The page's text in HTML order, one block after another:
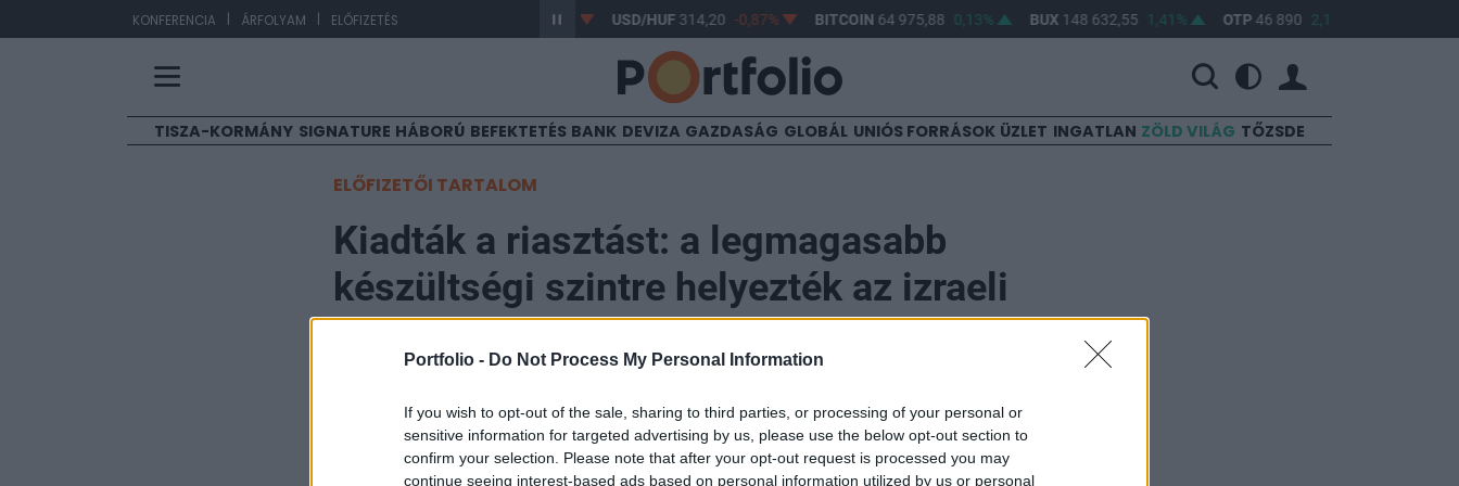
Portfolio - Do Not Process My Personal Information
If you wish to opt-out of the sale, sharing to third parties, or processing of your personal or
sensitive information for targeted advertising by us, please use the below opt-out section to
confirm your selection. Please note that after your opt-out request is processed you may
continue seeing interest-based ads based on personal information utilized by us or personal
KONFERENCIA | ÁRFOLYAM | ELŐFIZETÉS -0,61% USD/HUF314,20 -0,87% BITCOIN64 975,88 0,13% BUX148 632,55 1,41% OTP46 890 2,16%
TISZA-KORMÁNY SIGNATURE HÁBORÚ BEFEKTETÉS BANK DEVIZA GAZDASÁG GLOBÁL UNIÓS FORRÁSOK ÜZLET INGATLAN ZÖLD VILÁG TŐZSDE
ELŐFIZETŐI TARTALOM
Kiadták a riasztást: a legmagasabb
készültségi szintre helyezték az izraeli
hadsereget
2024. április 12. 09:57
Izrael hadereje a legmagasabb szintű készültségben vár egy esetleges támadást Irán